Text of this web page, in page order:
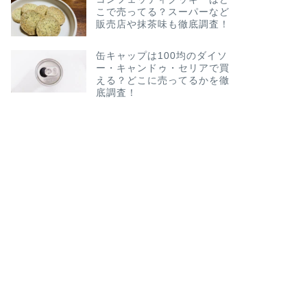
こで売ってる？スーパーなど
販売店や抹茶味も徹底調査！
缶キャップは100均のダイソ
ー・キャンドゥ・セリアで買
える？どこに売ってるかを徹
底調査！